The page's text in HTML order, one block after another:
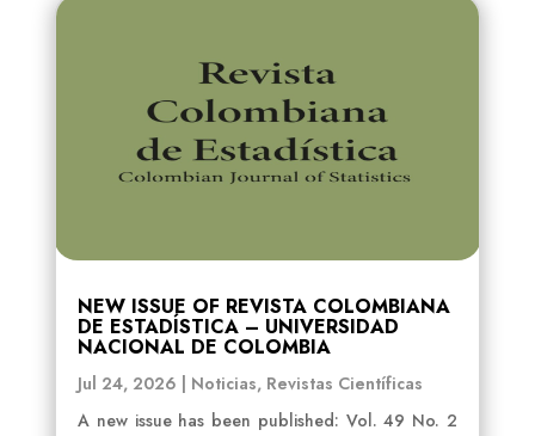
NEW ISSUE OF REVISTA COLOMBIANA
DE ESTADÍSTICA – UNIVERSIDAD
NACIONAL DE COLOMBIA
Jul 24, 2026 | Noticias, Revistas Científicas
A new issue has been published: Vol. 49 No. 2